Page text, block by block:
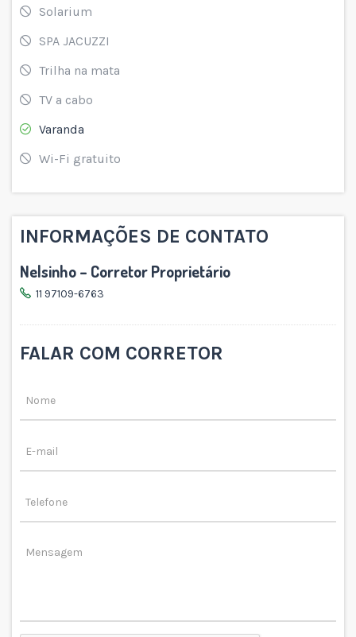
Solarium
SPA JACUZZI
Trilha na mata
TV a cabo
Varanda
Wi-Fi gratuito
INFORMAÇÕES DE CONTATO
Nelsinho – Corretor Proprietário
11 97109-6763
FALAR COM CORRETOR